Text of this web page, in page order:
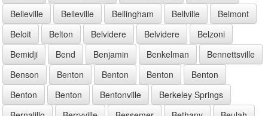
Belleville
Belleville Bellingham Bellville
Belmont
Beloit
Belton Belvidere Belvidere
Belzoni
Bemidji
Bend Benjamin Benkelman
Bennettsville
Benson
Benton Benton Benton
Benton
Benton
Benton Bentonville
Berkeley Springs